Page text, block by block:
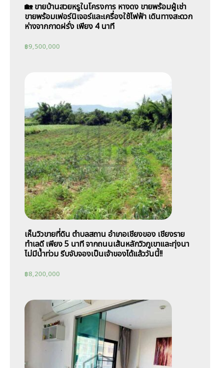
🏡 ขายบ้านสวยหรูในโครงการ หางดง ขายพร้อมผู้เช่า
ขายพร้อมเฟอร์นิเจอร์และเครื่องใช้ไฟฟ้า เดินทางสะดวก
ห่างจากกาดฝรั่ง เพียง 4 นาที
฿9,500,000
เห็นวิวขายที่ดิน ตำบลสถาน อำเภอเชียงของ เชียงราย
ทำเลดี เพียง 5 นาที จากถนนเส้นหลักวิวภูเขาและทุ่งนา
ไม่มีน้ำท่วม รีบจับจองเป็นเจ้าของได้แล้ววันนี้!!
฿8,200,000